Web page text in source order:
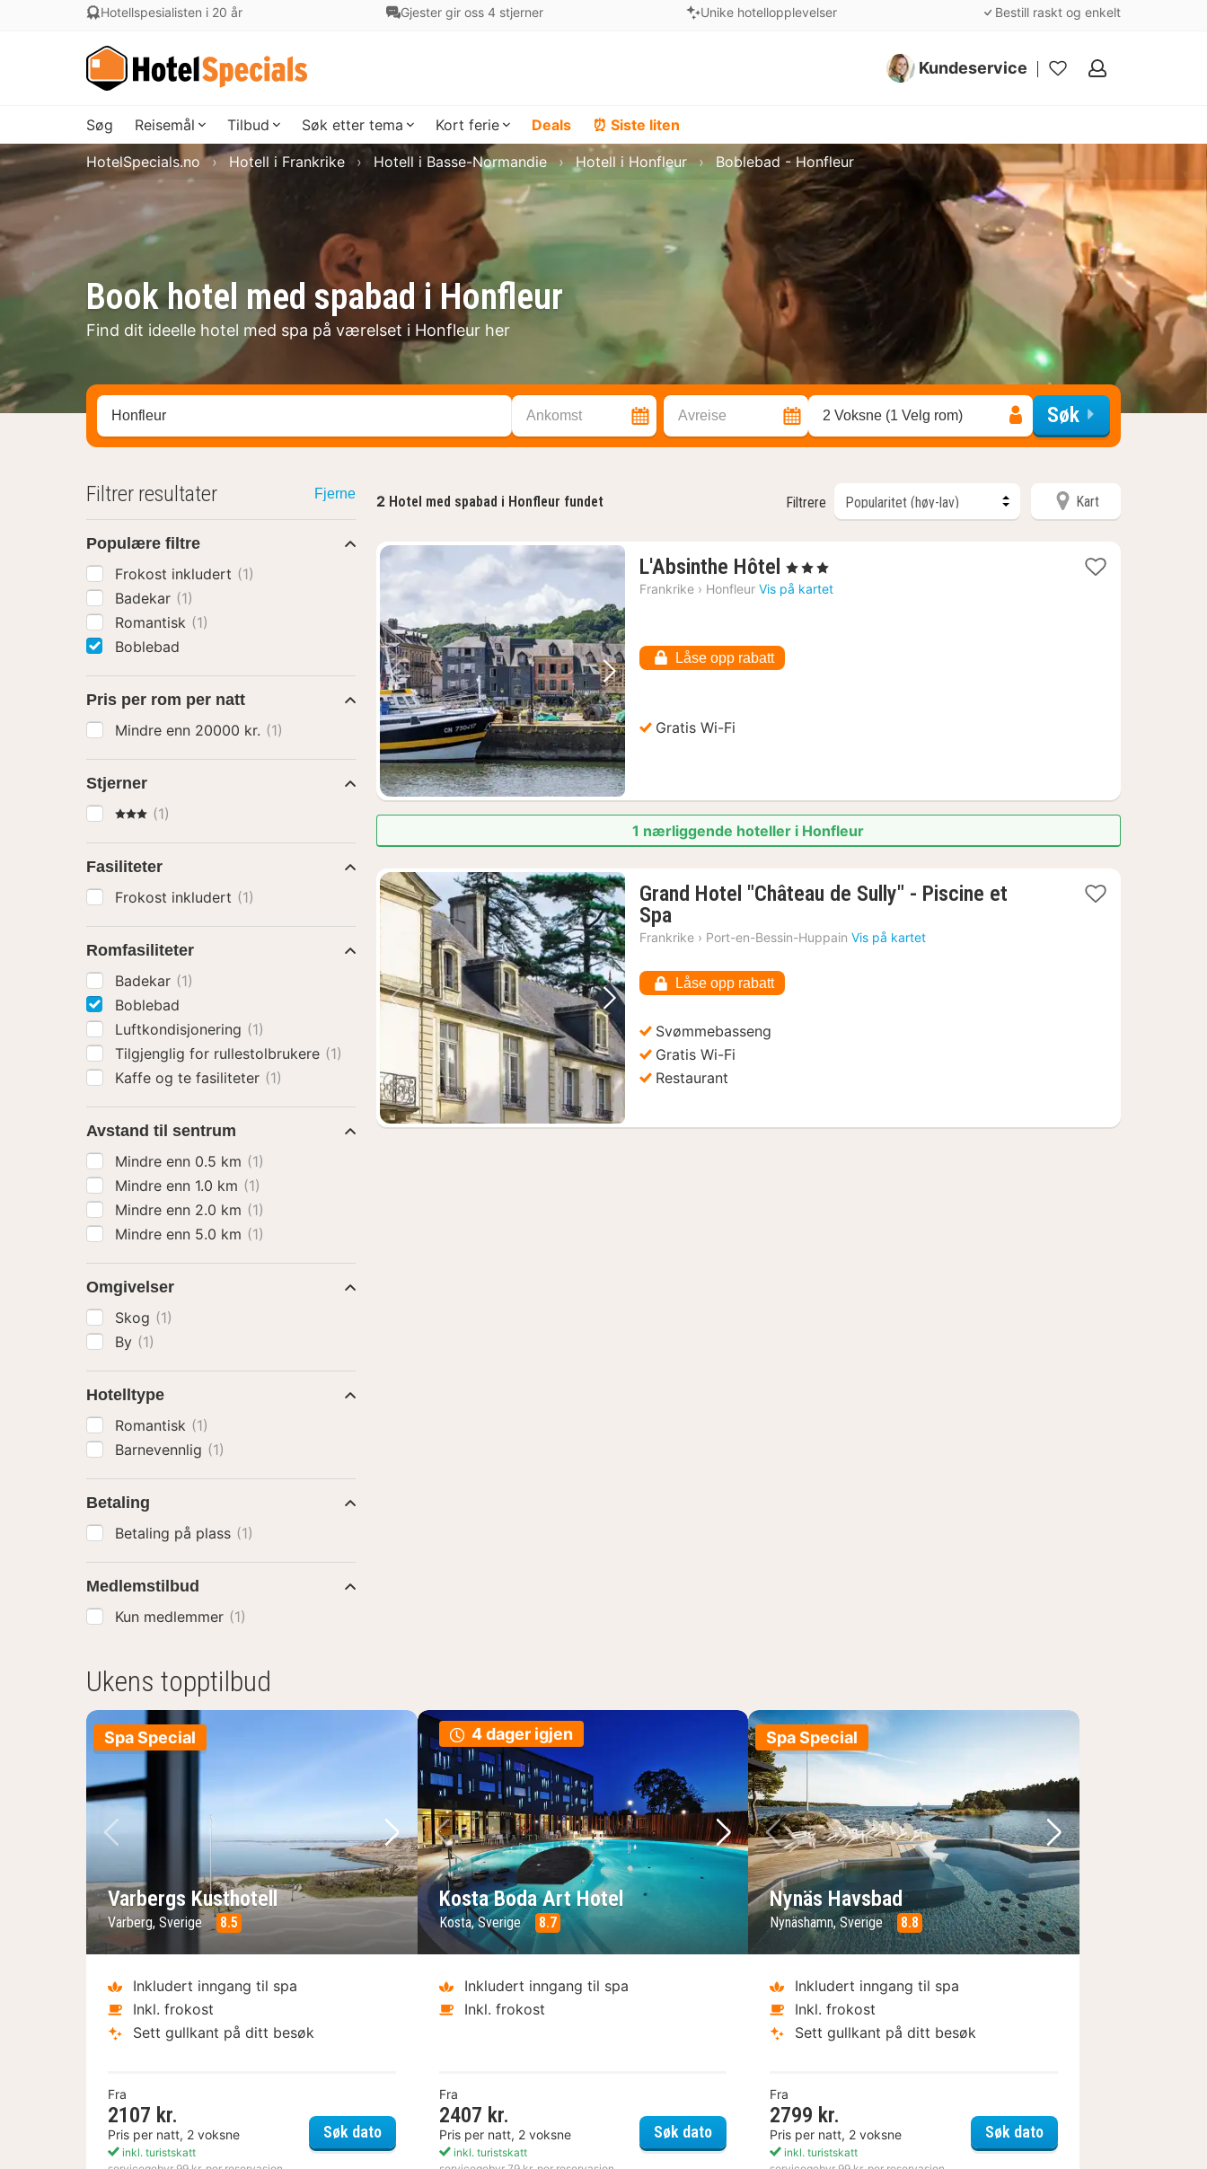
Hotellspesialisten i 20 år Gjester gir oss 4 stjerner Unike hotellopplevelser Bestill raskt og enkelt
Kundeservice
Mine
Søg Reisemål Tilbud Søk etter tema Kort ferie Deals ⏰ Siste liten
Book hotel med spabad i Honfleur
Find dit ideelle hotel med spa på værelset i Honfleur her
HotelSpecials.no Hotell i Frankrike Hotell i Basse-Normandie Hotell i Honfleur Boblebad - Honfleur
Søk hotell, region eller by Ankomst Avreise 2 Voksne (1 Velg rom) Søk
2 Hotel med spabad i Honfleur fundet Filtrere Kart
Forrige bilde Neste bilde
L'Absinthe Hôtel 1
natt
, 3 Stjerner
Frankrike › Honfleur Vis på kartet
Låse opp rabatt
Gratis Wi-Fi
1 nærliggende hoteller i Honfleur
Forrige bilde Neste bilde
Grand Hotel "Château de Sully" - Piscine et
Spa
natt
3646
kr.
Frankrike › Port-en-Bessin-Huppain Vis på kartet
Låse opp rabatt
Svømmebasseng
Gratis Wi-Fi
Restaurant
Filtrer resultater Fjerne
Populære filtre
Frokost inkludert (1)
Badekar (1)
Romantisk (1)
Boblebad
Pris per rom per natt
Mindre enn 20000 kr. (1)
Stjerner
3 Stjerner
(1)
Fasiliteter
Frokost inkludert (1)
Romfasiliteter
Badekar (1)
Boblebad
Luftkondisjonering (1)
Tilgjenglig for rullestolbrukere (1)
Kaffe og te fasiliteter (1)
Avstand til sentrum
Mindre enn 0.5 km (1)
Mindre enn 1.0 km (1)
Mindre enn 2.0 km (1)
Mindre enn 5.0 km (1)
Omgivelser
Skog (1)
By (1)
Hotelltype
Romantisk (1)
Barnevennlig (1)
Betaling
Betaling på plass (1)
Medlemstilbud
Kun medlemmer (1)
Ukens topptilbud
Spa Special
Forrige bilde
Neste bilde
Varbergs Kusthotell
Varberg, Sverige 8.5
Inkludert inngang til spa
Inkl. frokost
Sett gullkant på ditt besøk
Fra
2107 kr.
Pris per natt, 2 voksne
inkl. turistskatt
Søk datoVarbergs Kusthotell
4 dager igjen
Forrige bilde
Neste bilde
Kosta Boda Art Hotel
Kosta, Sverige 8.7
Inkludert inngang til spa
Inkl. frokost
Fra
2407 kr.
Pris per natt, 2 voksne
inkl. turistskatt
Søk datoKosta Boda Art Hotel
Spa Special
Forrige bilde
Neste bilde
Nynäs Havsbad
Nynäshamn, Sverige 8.8
Inkludert inngang til spa
Inkl. frokost
Sett gullkant på ditt besøk
Fra
2799 kr.
Pris per natt, 2 voksne
inkl. turistskatt
Søk datoNynäs Havsbad